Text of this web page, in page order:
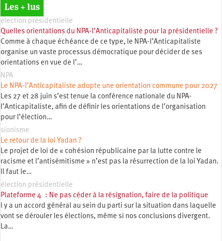
Les + lus
élection présidentielle
Quelles orientations du NPA-l’Anticapitaliste pour la présidentielle ?
Comme à chaque échéance de ce type, le NPA-l’Anticapitaliste
organise un vaste processus démocratique pour décider de ses
orientations en vue de l’…
NPA
Le NPA-l’Anticapitaliste adopte une orientation commune pour 2027
Les 27 et 28 juin s’est tenue la conférence nationale du NPA-
l’Anticapitaliste, afin de définir les orientations de l’organisation
pour l’élection…
sionisme
Le retour de la loi Yadan ?
Le projet de loi de « cohésion républicaine par la lutte contre le
racisme et l’antisémitisme » n’est pas la résurrection de la loi Yadan.
Il faut le…
élection présidentielle
Plateforme 4 : Ne pas céder à la résignation, faire de la politique
l y a un accord général au sein du parti sur la situation dans laquelle
vont se dérouler les élections, même si nos conclusions divergent.
La…